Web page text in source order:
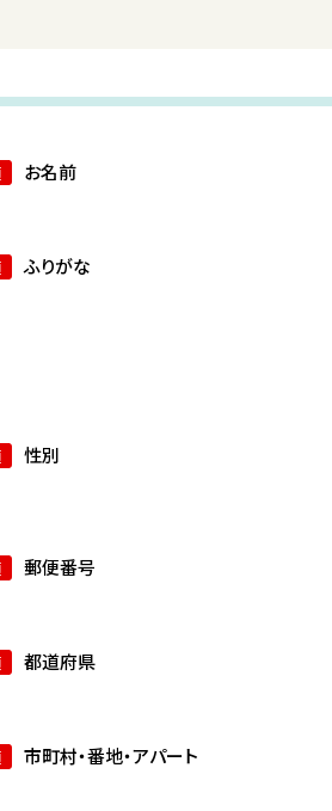
お名前
ふりがな
性別
郵便番号
都道府県
市町村・番地・アパート